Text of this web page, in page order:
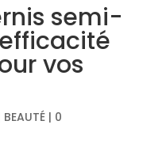
semi-
vos
BEAUTÉ| 0